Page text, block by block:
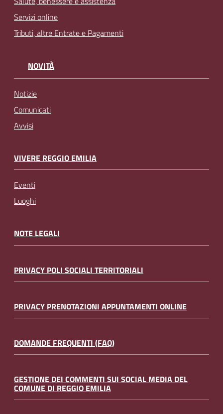
Servizi online
Tributi, altre Entrate e Pagamenti
NOVITÀ
Notizie
Comunicati
Avvisi
VIVERE REGGIO EMILIA
Eventi
Luoghi
NOTE LEGALI
PRIVACY POLI SOCIALI TERRITORIALI
PRIVACY PRENOTAZIONI APPUNTAMENTI ONLINE
DOMANDE FREQUENTI (FAQ)
GESTIONE DEI COMMENTI SUI SOCIAL MEDIA DEL
COMUNE DI REGGIO EMILIA